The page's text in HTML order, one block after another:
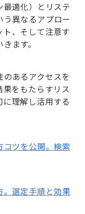
最適化）とリステ
異なるアプロー
、そして注意す
ます。
あるアクセスを
をもたらすリス
理解し活用する
コツを公開。検索
。選定手順と効果